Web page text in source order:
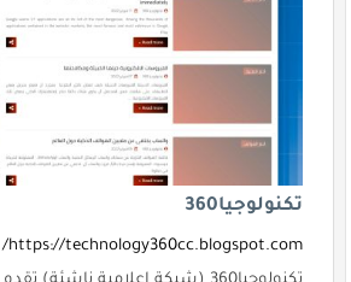
تكنولوجيا360
https://technology360cc.blogspot.com/